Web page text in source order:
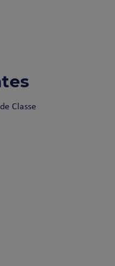
Classe